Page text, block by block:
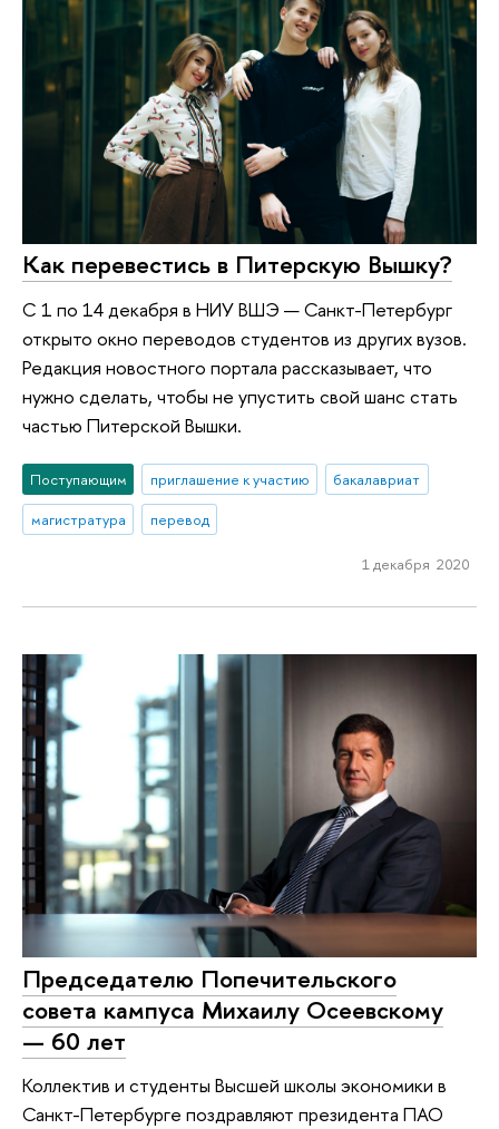
Как перевестись в Питерскую Вышку?
С 1 по 14 декабря в НИУ ВШЭ — Санкт-Петербург
открыто окно переводов студентов из других вузов.
Редакция новостного портала рассказывает, что
нужно сделать, чтобы не упустить свой шанс стать
частью Питерской Вышки.
Поступающим приглашение к участию
бакалавриат
магистратура
перевод
1 декабря 2020
Председателю Попечительского
совета кампуса Михаилу Осеевскому
— 60 лет
Коллектив и студенты Высшей школы экономики в
Санкт-Петербурге поздравляют президента ПАО